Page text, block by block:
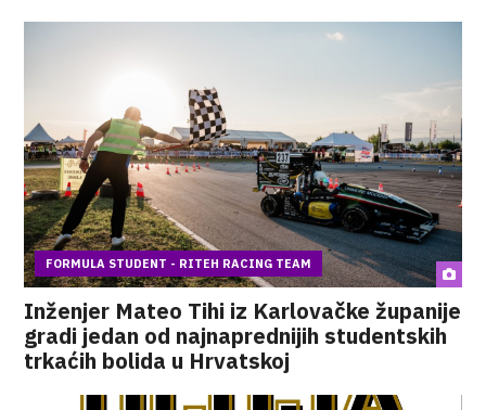
FORMULA STUDENT - RITEH RACING TEAM
Inženjer Mateo Tihi iz Karlovačke županije
gradi jedan od najnaprednijih studentskih
trkaćih bolida u Hrvatskoj